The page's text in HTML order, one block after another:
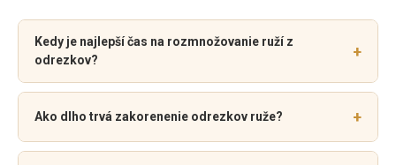
Kedy je najlepší čas na rozmnožovanie ruží z
odrezkov?
+
Ako dlho trvá zakorenenie odrezkov ruže? +